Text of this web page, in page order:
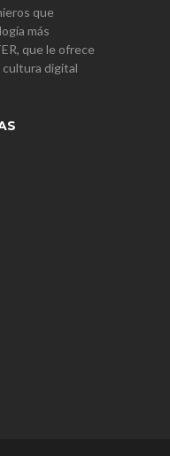
que
más
que le ofrece
digital